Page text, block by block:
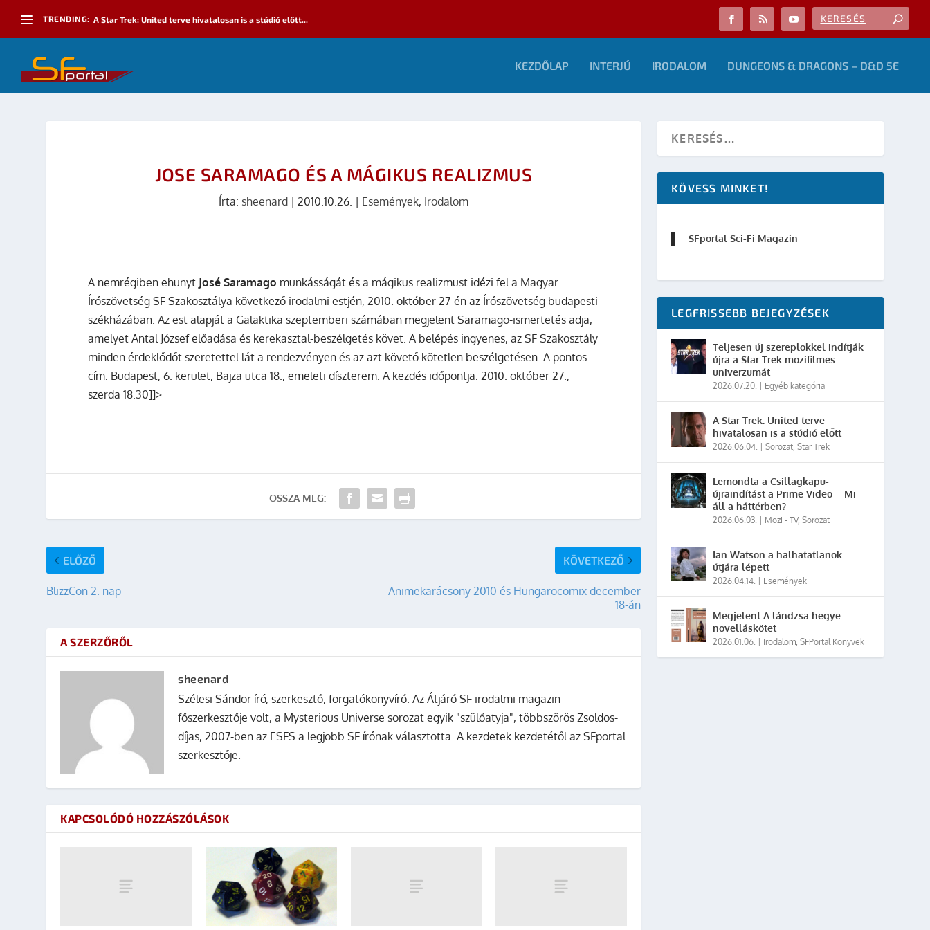
TRENDING: A Star Trek: United terve hivatalosan is a stúdió előtt...
KEZDŐLAP INTERJÚ IRODALOM DUNGEONS & DRAGONS – D&D 5E
JOSE SARAMAGO ÉS A MÁGIKUS REALIZMUS
Írta:sheenard |2010.10.26. | Események, Irodalom
A nemrégiben ehunyt José Saramago munkásságát és a mágikus realizmust idézi fel a Magyar
Írószövetség SF Szakosztálya következő irodalmi estjén, 2010. október 27-én az Írószövetség budapesti
székházában. Az est alapját a Galaktika szeptemberi számában megjelent Saramago-ismertetés adja,
amelyet Antal József előadása és kerekasztal-beszélgetés követ. A belépés ingyenes, az SF Szakosztály
minden érdeklődőt szeretettel lát a rendezvényen és az azt követő kötetlen beszélgetésen. A pontos
cím: Budapest, 6. kerület, Bajza utca 18., emeleti díszterem. A kezdés időpontja: 2010. október 27.,
szerda 18.30]]>
OSSZA MEG:
ELŐZŐ
BlizzCon 2. nap
KÖVETKEZŐ
Animekarácsony 2010 és Hungarocomix december
18-án
A SZERZŐRŐL
sheenard
Szélesi Sándor író, szerkesztő, forgatókönyvíró. Az Átjáró SF irodalmi magazin
főszerkesztője volt, a Mysterious Universe sorozat egyik "szülőatyja", többszörös Zsoldos-
díjas, 2007-ben az ESFS a legjobb SF írónak választotta. A kezdetek kezdetétől az SFportal
szerkesztője.
KAPCSOLÓDÓ HOZZÁSZÓLÁSOK
KÖVESS MINKET!
SFportal Sci-Fi Magazin
LEGFRISSEBB BEJEGYZÉSEK
Teljesen új szereplőkkel indítják
újra a Star Trek mozifilmes
univerzumát
2026.07.20. Egyéb kategória
A Star Trek: United terve
hivatalosan is a stúdió előtt
2026.06.04. |Sorozat,Star Trek
Lemondta a Csillagkapu-
újraindítást a Prime Video – Mi
áll a háttérben?
2026.06.03. Mozi - TV,Sorozat
Ian Watson a halhatatlanok
útjára lépett
2026.04.14. Események
Megjelent A lándzsa hegye
novelláskötet
2026.01.06. Irodalom,SFPortal Könyvek